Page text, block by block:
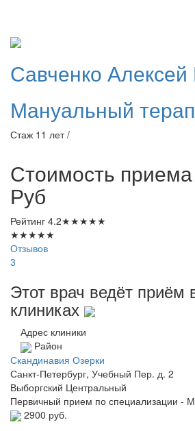
Савченко
Мануальный
Стаж 11 лет /
Стоимость
Руб
Рейтинг 4.2★★★★★
★★★★★
Отзывов
3
Этот врач ведёт
клиниках
Адрес клиники
Район
Скандинавия Озерки
Санкт-Петербург, Учебный Пер. д. 2
Выборгский Центральный
Первичный прием по специализации -
2900 руб.